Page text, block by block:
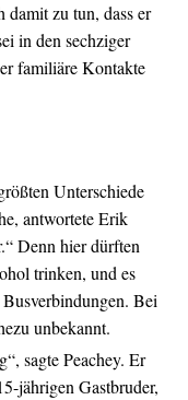
damit zu tun, dass er
in den sechziger
familiäre Kontakte
Unterschiede
antwortete Erik
Denn hier dürften
trinken, und es
Bei
unbekannt.
sagte Peachey. Er
jährigen Gastbruder,